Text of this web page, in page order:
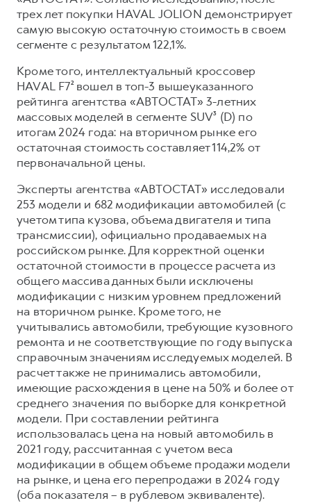
HAVAL Лизинг
АКСЕССУАРЫ HAVAL
Автомобильные аксессуары
Коллекция CITY
Коллекция Базовая
Коллекция Детская
АКСЕССУАРЫ HAVAL
Автомобильные аксессуары
Коллекция CITY
Коллекция Базовая
Коллекция Детская
трех лет покупки HAVAL JOLION демонстрирует
самую высокую остаточную стоимость в своем
сегменте с результатом 122,1%.
Кроме того, интеллектуальный кроссовер
HAVAL F7² вошел в топ-3 вышеуказанного
рейтинга агентства «АВТОСТАТ» 3-летних
массовых моделей в сегменте SUV³ (D) по
итогам 2024 года: на вторичном рынке его
остаточная стоимость составляет 114,2% от
первоначальной цены.
Эксперты агентства «АВТОСТАТ» исследовали
253 модели и 682 модификации автомобилей (с
учетом типа кузова, объема двигателя и типа
трансмиссии), официально продаваемых на
российском рынке. Для корректной оценки
остаточной стоимости в процессе расчета из
общего массива данных были исключены
модификации с низким уровнем предложений
на вторичном рынке. Кроме того, не
учитывались автомобили, требующие кузовного
ремонта и не соответствующие по году выпуска
справочным значениям исследуемых моделей. В
расчет также не принимались автомобили,
имеющие расхождения в цене на 50% и более от
среднего значения по выборке для конкретной
модели. При составлении рейтинга
использовалась цена на новый автомобиль в
2021 году, рассчитанная с учетом веса
модификации в общем объеме продажи модели
на рынке, и цена его перепродажи в 2024 году
(оба показателя – в рублевом эквиваленте).